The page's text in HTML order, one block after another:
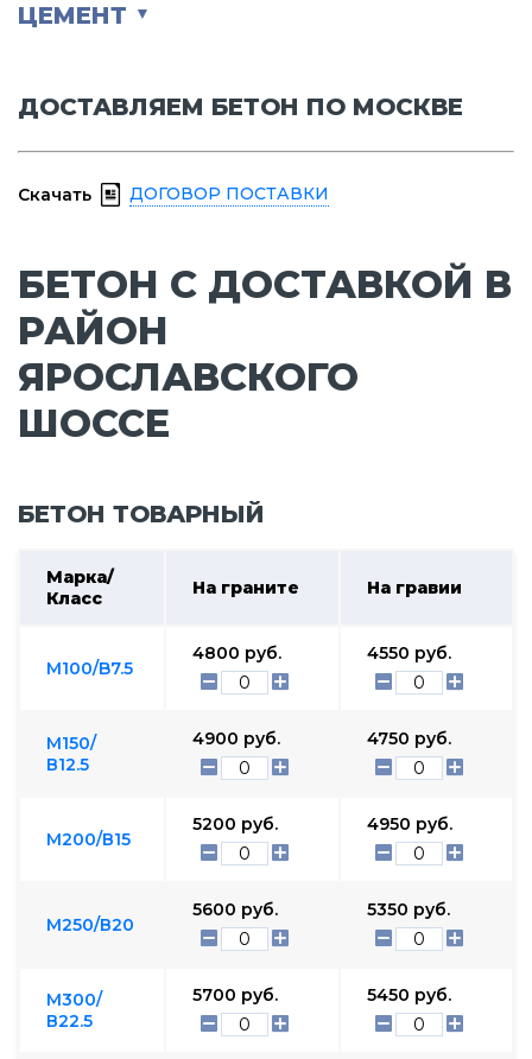
ЦЕМЕНТ ▼
ДОСТАВЛЯЕМ БЕТОН ПО МОСКВЕ
Скачать ДОГОВОР ПОСТАВКИ
БЕТОН С ДОСТАВКОЙ В
РАЙОН
ЯРОСЛАВСКОГО
ШОССЕ
БЕТОН ТОВАРНЫЙ
Марка/
Класс
На граните На гравии
М100/B7.5
4800 руб. 4550 руб.
М150/
В12.5
4900 руб. 4750 руб.
М200/В15
5200 руб. 4950 руб.
М250/В20
5600 руб. 5350 руб.
М300/
В22.5
5700 руб. 5450 руб.